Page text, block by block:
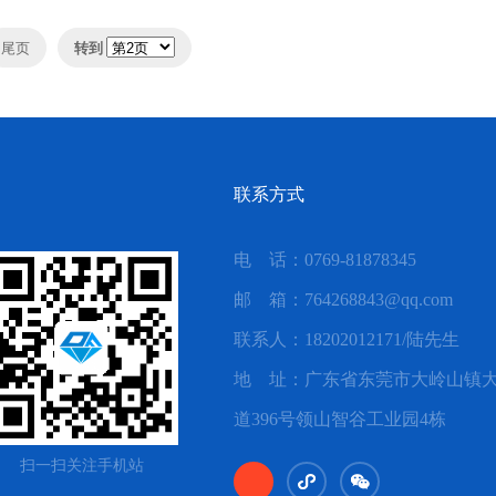
尾页 转到
扫一扫关注手机站
联系方式
电 话：0769-81878345
邮 箱：764268843@qq.com
联系人：18202012171/陆先生
地 址：广东省东莞市大岭山镇
道396号领山智谷工业园4栋